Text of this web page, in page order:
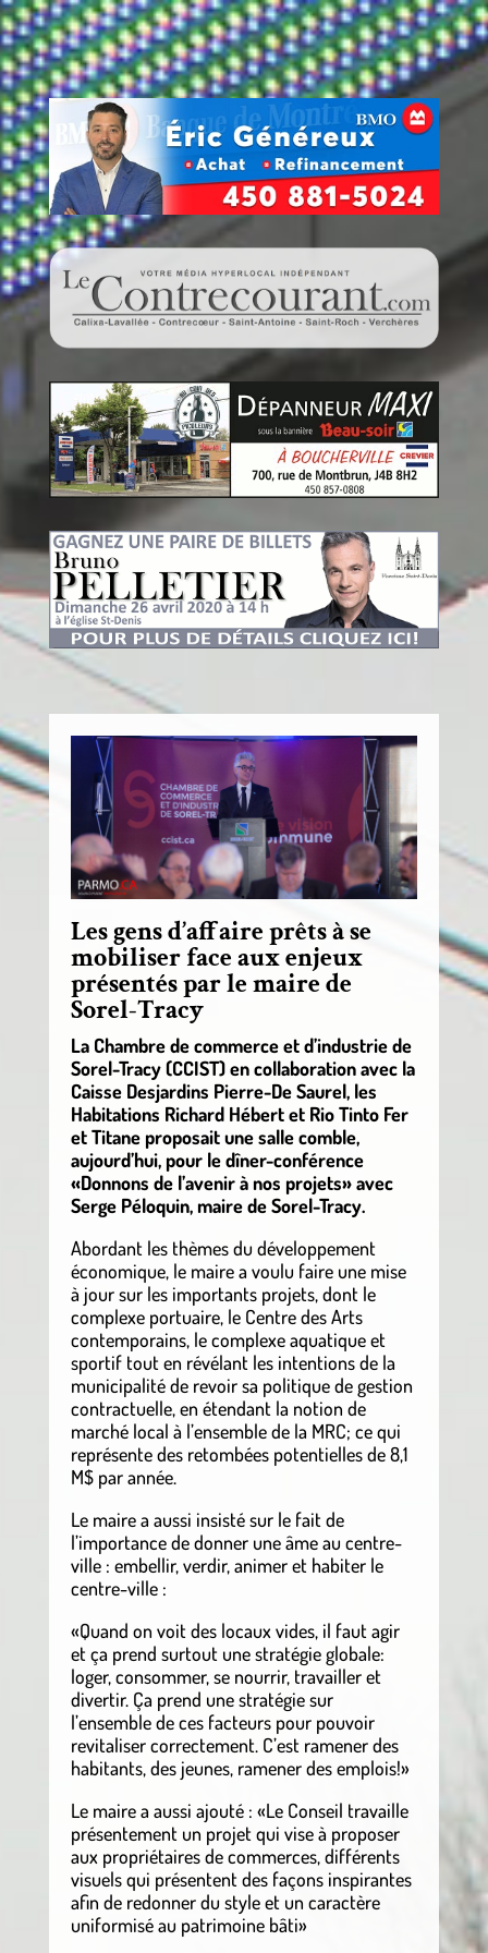
Les gens d’affaire prêts à se
mobiliser face aux enjeux
présentés par le maire de
Sorel-Tracy
La Chambre de commerce et d’industrie de
Sorel-Tracy (CCIST) en collaboration avec la
Caisse Desjardins Pierre-De Saurel, les
Habitations Richard Hébert et Rio Tinto Fer
et Titane proposait une salle comble,
aujourd’hui, pour le dîner-conférence
«Donnons de l’avenir à nos projets» avec
Serge Péloquin, maire de Sorel-Tracy.
Abordant les thèmes du développement
économique, le maire a voulu faire une mise
à jour sur les importants projets, dont le
complexe portuaire, le Centre des Arts
contemporains, le complexe aquatique et
sportif tout en révélant les intentions de la
municipalité de revoir sa politique de gestion
contractuelle, en étendant la notion de
marché local à l’ensemble de la MRC; ce qui
représente des retombées potentielles de 8,1
M$ par année.
Le maire a aussi insisté sur le fait de
l’importance de donner une âme au centre-
ville : embellir, verdir, animer et habiter le
centre-ville :
«Quand on voit des locaux vides, il faut agir
et ça prend surtout une stratégie globale:
loger, consommer, se nourrir, travailler et
divertir. Ça prend une stratégie sur
l’ensemble de ces facteurs pour pouvoir
revitaliser correctement. C’est ramener des
habitants, des jeunes, ramener des emplois!»
Le maire a aussi ajouté : «Le Conseil travaille
présentement un projet qui vise à proposer
aux propriétaires de commerces, différents
visuels qui présentent des façons inspirantes
afin de redonner du style et un caractère
uniformisé au patrimoine bâti»